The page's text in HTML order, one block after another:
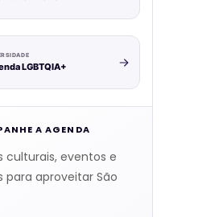
LGBTQIA+
A AGENDA
culturais, eventos e
para aproveitar São